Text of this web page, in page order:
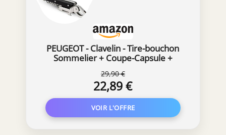
PEUGEOT - Clavelin - Tire-bouchon
Sommelier + Coupe-Capsule +
Bouchons - Idée Cadeau Oenologie -
Coloris Noir
29,90 €
22,89 €